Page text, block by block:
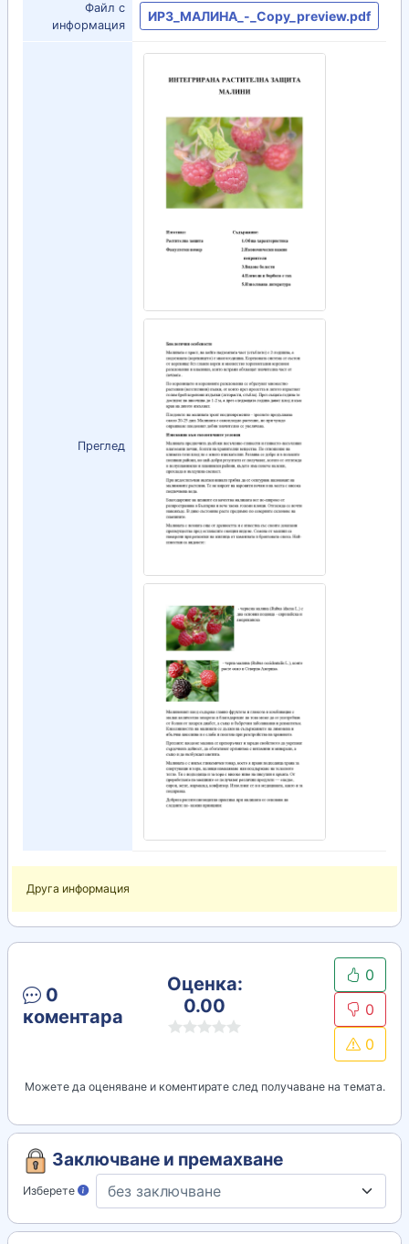
Файл с
информация
ИРЗ_МАЛИНА_-_Copy_preview.pdf
Преглед
Друга информация
0
коментара
Оценка:
0.00
0
0
0
Можете да оценяване и коментирате след получаване на темата.
Заключване и премахване
Изберете